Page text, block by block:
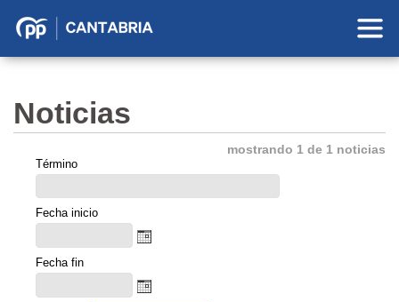
Partido
Cantabria
Noticias
mostrando 1 de 1 noticias
Término
Fecha inicio
Fecha fin